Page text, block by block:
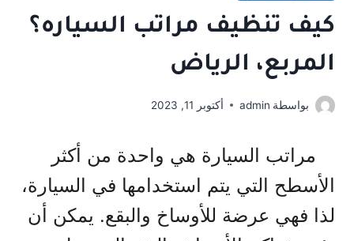
كيف تنظيف مراتب السياره؟
المربع، الرياض
بواسطة admin أكتوبر 11, 2023
مراتب السيارة هي واحدة من أكثر
الأسطح التي يتم استخدامها في السيارة،
لذا فهي عرضة للأوساخ والبقع. يمكن أن